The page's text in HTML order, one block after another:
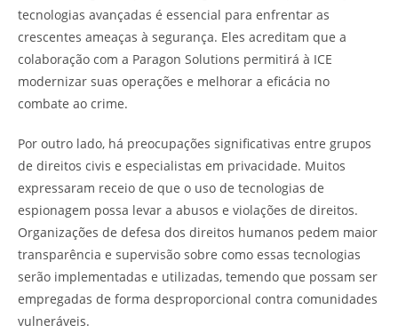
tecnologias avançadas é essencial para enfrentar as
crescentes ameaças à segurança. Eles acreditam que a
colaboração com a Paragon Solutions permitirá à ICE
modernizar suas operações e melhorar a eficácia no
combate ao crime.
Por outro lado, há preocupações significativas entre grupos
de direitos civis e especialistas em privacidade. Muitos
expressaram receio de que o uso de tecnologias de
espionagem possa levar a abusos e violações de direitos.
Organizações de defesa dos direitos humanos pedem maior
transparência e supervisão sobre como essas tecnologias
serão implementadas e utilizadas, temendo que possam ser
empregadas de forma desproporcional contra comunidades
vulneráveis.